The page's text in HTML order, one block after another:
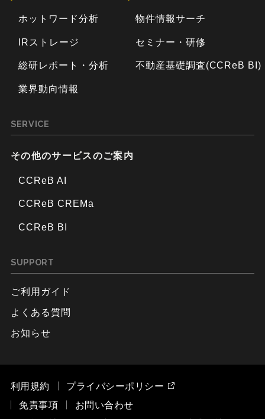
ホットワード分析
IRストレージ
総研レポート・分析
業界動向情報
物件情報サーチ
セミナー・研修
不動産基礎調査(CCReB BI)
SERVICE
その他のサービスのご案内
CCReB AI
CCReB CREMa
CCReB BI
SUPPORT
ご利用ガイド
よくある質問
お知らせ
利用規約
プライバシーポリシー
免責事項
お問い合わせ